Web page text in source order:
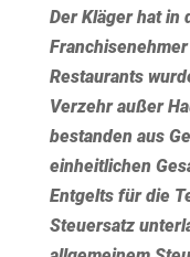
Der Kläger hat in
Restaurants
Verzehr außer
bestanden aus
einheitlichen
Entgelts für die
Steuersatz